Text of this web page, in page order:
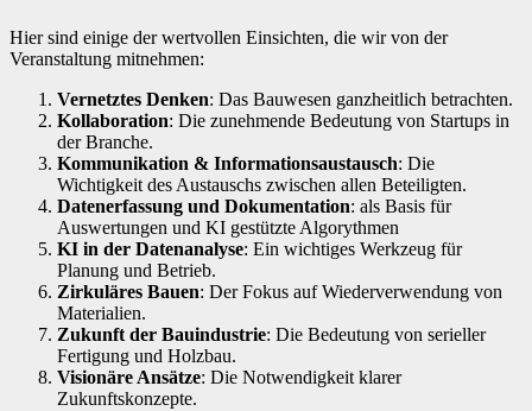
Hier sind einige der wertvollen Einsichten, die wir von der
Veranstaltung mitnehmen:
Vernetztes Denken: Das Bauwesen ganzheitlich betrachten.
Kollaboration: Die zunehmende Bedeutung von Startups in
der Branche.
Kommunikation & Informationsaustausch: Die
Wichtigkeit des Austauschs zwischen allen Beteiligten.
Datenerfassung und Dokumentation: als Basis für
Auswertungen und KI gestützte Algorythmen
KI in der Datenanalyse: Ein wichtiges Werkzeug für
Planung und Betrieb.
Zirkuläres Bauen: Der Fokus auf Wiederverwendung von
Materialien.
Zukunft der Bauindustrie: Die Bedeutung von serieller
Fertigung und Holzbau.
Visionäre Ansätze: Die Notwendigkeit klarer
Zukunftskonzepte.